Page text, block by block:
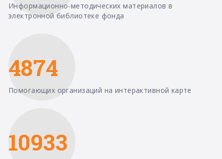
Информационно-методических материалов в
электронной библиотеке фонда
4874
Помогающих организаций на интерактивной карте
10933